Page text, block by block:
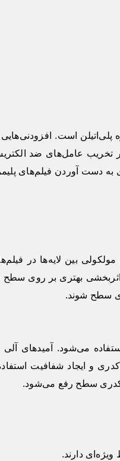
پلی‌اتیلن است.
عامل‌های ضد
به دست آوردن فیلم‌های
بین لایه‌ها در
بهتری بر روی سطح
سطح شوند.
می‌شود. آمیدهای
و ایجاد شفافیت
کدری سطح رفع می‌شود.
دارند.